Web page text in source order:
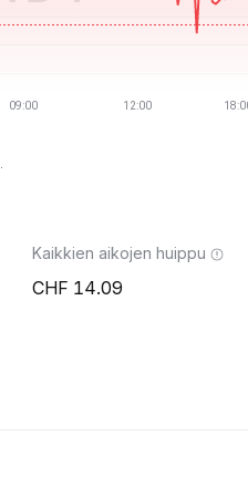
Kaikkien aikojen huippu
14.09